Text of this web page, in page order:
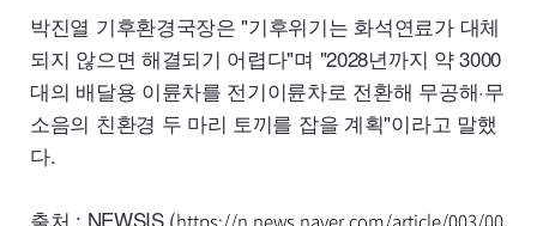
박진열 기후환경국장은 "기후위기는 화석연료가 대체
되지 않으면 해결되기 어렵다"며 "2028년까지 약 3000
대의 배달용 이륜차를 전기이륜차로 전환해 무공해·무
소음의 친환경 두 마리 토끼를 잡을 계획"이라고 말했
다.
출처 : NEWSIS (